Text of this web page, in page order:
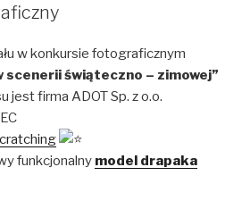
w konkursie fotograficznym
scenerii świąteczno – zimowej”
jest firma ADOT Sp. z o.o.
funkcjonalny model drapaka